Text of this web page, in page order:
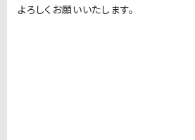
よろしくお願いいたします。